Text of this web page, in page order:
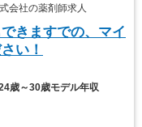
会社の薬剤師求人
きますでの、マイ
い！
歳～30歳モデル年収